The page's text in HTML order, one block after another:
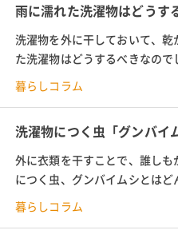
雨に濡れた洗濯物はどうす
洗濯物を外に干しておいて、
た洗濯物はどうするべきなの
か、そのまま乾かすこともでき
暮らしコラム
洗濯物につく虫「グンバイ
外に衣類を干すことで、誰し
につく虫、グンバイムシとは
特徴に合わせて、グンバイムシ
暮らしコラム